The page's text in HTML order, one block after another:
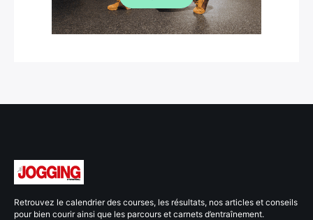
Retrouvez le calendrier des courses, les résultats, nos articles et conseils
pour bien courir ainsi que les parcours et carnets d’entraînement.